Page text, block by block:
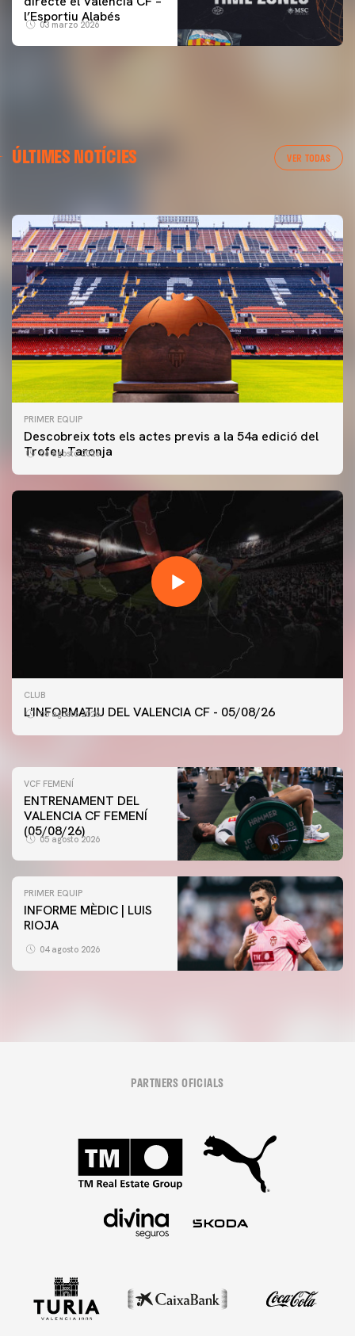
l’Esportiu Alabés
03 marzo 2026
ÚLTIMES NOTÍCIES VER TODAS
ENTRENAMENT DEL VALENCIA CF 6/8/2026
PRIMER EQUIP
Descobreix tots els actes previs a la 54a edició del
Trofeu Taronja
06 agosto 2026
CLUB
L'INFORMATIU DEL VALENCIA CF - 05/08/26
05 agosto 2026
PRIMER EQUIP
ENTRENAMENT DEL VALENCIA CF 5/8/2026
VCF FEMENÍ
ENTRENAMENT DEL
VALENCIA CF FEMENÍ
(05/08/26)
05 agosto 2026
PRIMER EQUIP
INFORME MÈDIC | LUIS
RIOJA
04 agosto 2026
PARTNERS OFICIALS